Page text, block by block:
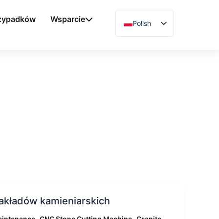
Wsparcie
Polish
English
kamieniarskich